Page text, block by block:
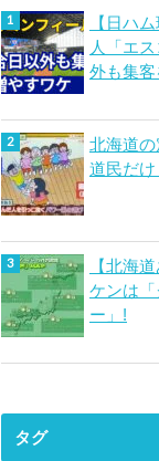
【日ハ
人「エ
外も集
北海道
道民だけ
【北海
ケンは
ー」!
タグ